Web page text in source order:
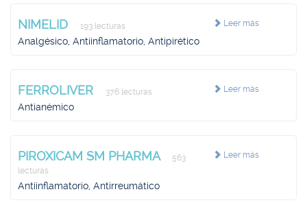
Leer más
NIMELID 193 lecturas
Analgésico, Antiinflamatorio, Antipirético
Leer más
FERROLIVER 376 lecturas
Antianémico
Leer más
PIROXICAM SM PHARMA
563
lecturas
Antiinflamatorio, Antirreumático